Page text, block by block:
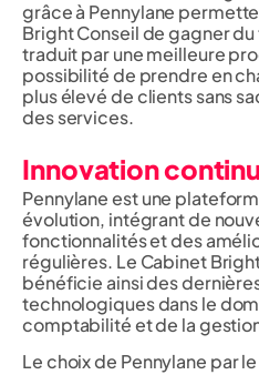
grâce à Pennylane
Bright Conseil de gagner
traduit par une meilleure
possibilité de prendre en
plus élevé de clients sans
des services.
Innovation
Pennylane est une
évolution, intégrant de
fonctionnalités et des
régulières. Le Cabinet
bénéficie ainsi des
technologiques dans le
comptabilité et de la
Le choix de Pennylane par